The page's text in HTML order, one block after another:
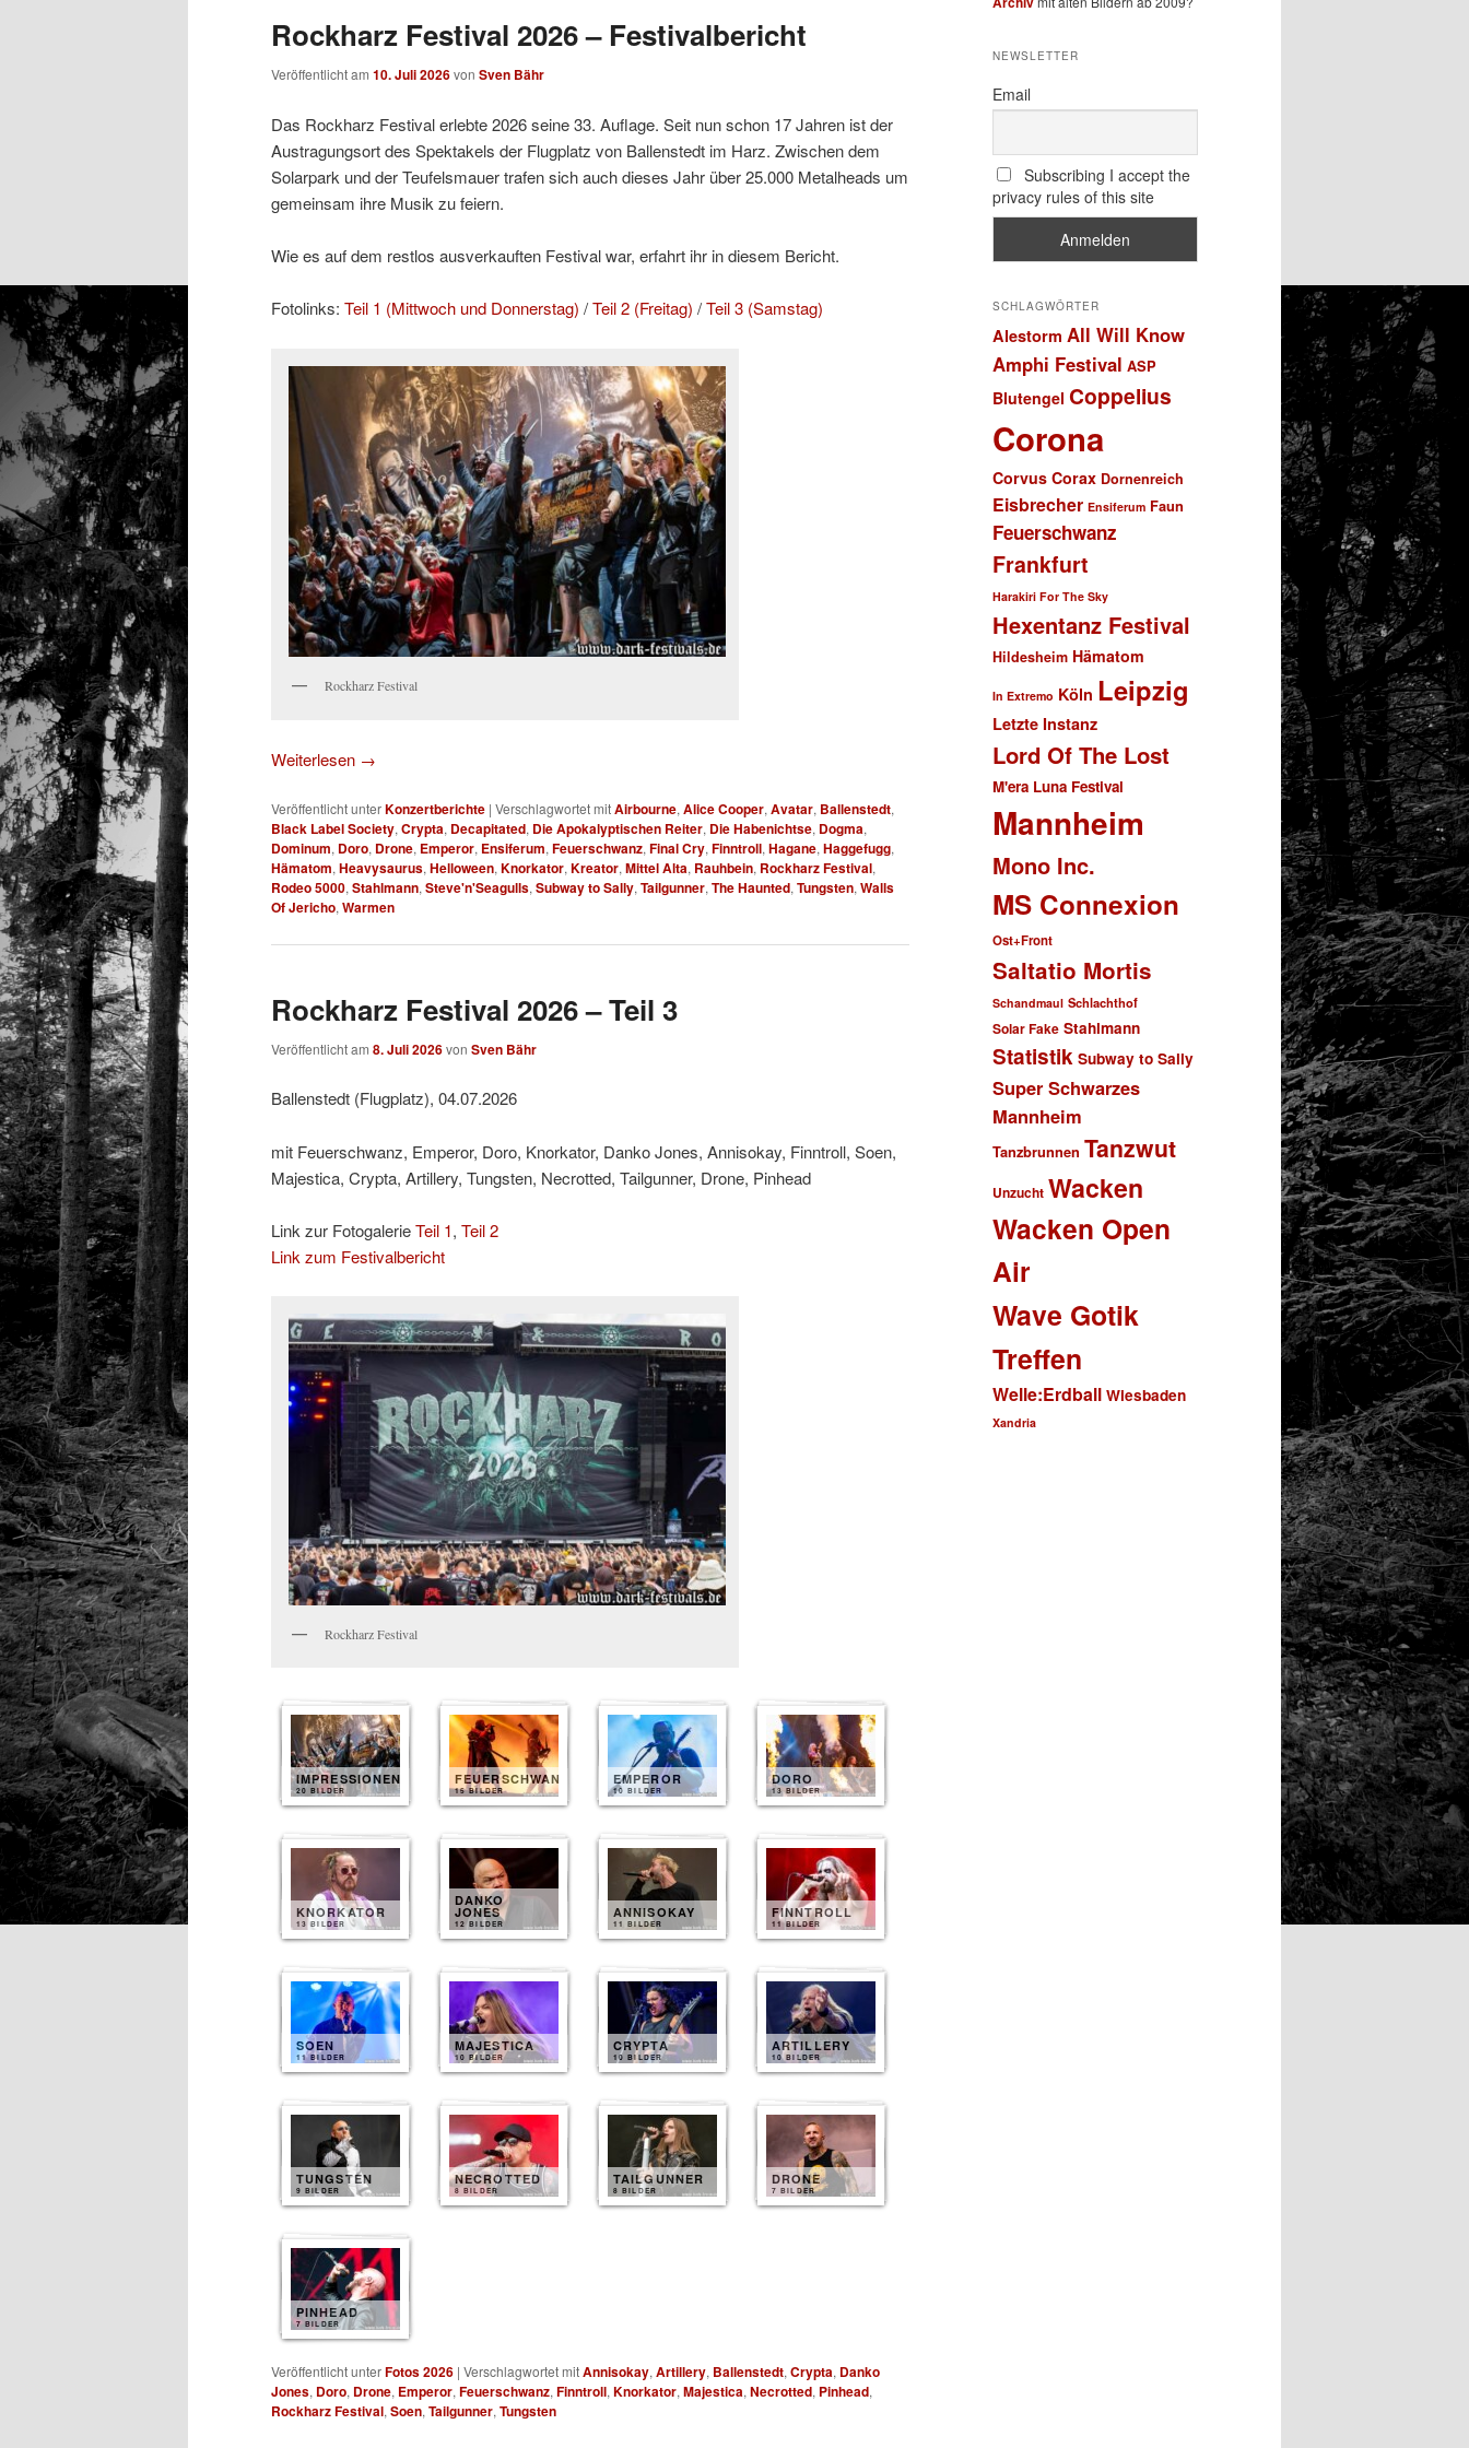
Rockharz Festival 2026 – Festivalbericht
Veröffentlicht am 10. Juli 2026von Sven Bähr
Das Rockharz Festival erlebte 2026 seine 33. Auflage. Seit nun schon 17 Jahren ist der
Austragungsort des Spektakels der Flugplatz von Ballenstedt im Harz. Zwischen dem
Solarpark und der Teufelsmauer trafen sich auch dieses Jahr über 25.000 Metalheads um
gemeinsam ihre Musik zu feiern.
Wie es auf dem restlos ausverkauften Festival war, erfahrt ihr in diesem Bericht.
Fotolinks: Teil 1 (Mittwoch und Donnerstag) /Teil 2 (Freitag) /Teil 3 (Samstag)
Rockharz Festival
Weiterlesen →
Veröffentlicht unterKonzertberichte | Verschlagwortet mitAirbourne, Alice Cooper, Avatar, Ballenstedt,
Black Label Society, Crypta, Decapitated, Die Apokalyptischen Reiter, Die Habenichtse, Dogma,
Dominum, Doro, Drone, Emperor, Ensiferum, Feuerschwanz, Final Cry, Finntroll, Hagane, Haggefugg,
Hämatom, Heavysaurus, Helloween, Knorkator, Kreator, Mittel Alta, Rauhbein, Rockharz Festival,
Rodeo 5000, Stahlmann, Steve'n'Seagulls, Subway to Sally, Tailgunner, The Haunted, Tungsten, Walls
Of Jericho, Warmen
Rockharz Festival 2026 – Teil 3
Veröffentlicht am 8. Juli 2026von Sven Bähr
Ballenstedt (Flugplatz), 04.07.2026
mit Feuerschwanz, Emperor, Doro, Knorkator, Danko Jones, Annisokay, Finntroll, Soen,
Majestica, Crypta, Artillery, Tungsten, Necrotted, Tailgunner, Drone, Pinhead
Link zur FotogalerieTeil 1, Teil 2
Link zum Festivalbericht
Rockharz Festival
IMPRESSIONEN
20 BILDER
FEUERSCHWANZ
15 BILDER
EMPEROR
10 BILDER
DORO
13 BILDER
KNORKATOR
13 BILDER
DANKO
JONES
12 BILDER
ANNISOKAY
11 BILDER
FINNTROLL
11 BILDER
SOEN
11 BILDER
MAJESTICA
10 BILDER
CRYPTA
10 BILDER
ARTILLERY
10 BILDER
TUNGSTEN
9 BILDER
NECROTTED
8 BILDER
TAILGUNNER
8 BILDER
DRONE
7 BILDER
PINHEAD
7 BILDER
Veröffentlicht unterFotos 2026 | Verschlagwortet mitAnnisokay, Artillery, Ballenstedt, Crypta, Danko
Jones, Doro, Drone, Emperor, Feuerschwanz, Finntroll, Knorkator, Majestica, Necrotted, Pinhead,
Rockharz Festival, Soen, Tailgunner, Tungsten
NEWSLETTER
Email
Subscribing I accept the
privacy rules of this site
SCHLAGWÖRTER
Alestorm All Will Know
Amphi Festival ASP
Blutengel Coppelius
Corona
Corvus Corax Dornenreich
Eisbrecher Ensiferum Faun
Feuerschwanz
Frankfurt
Harakiri For The Sky
Hexentanz Festival
Hildesheim Hämatom
In Extremo Köln Leipzig
Letzte Instanz
Lord Of The Lost
M'era Luna Festival
Mannheim
Mono Inc.
MS Connexion
Ost+Front
Saltatio Mortis
Schandmaul Schlachthof
Solar Fake Stahlmann
Statistik Subway to Sally
Super Schwarzes
Mannheim
Tanzbrunnen Tanzwut
Unzucht Wacken
Wacken Open
Air
Wave Gotik
Treffen
Welle:Erdball Wiesbaden
Xandria